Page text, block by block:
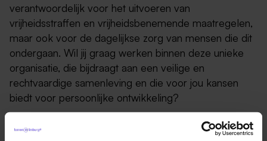
verantwoordelijk voor het uitvoeren van
vrijheidsstraffen en vrijheidsbenemende maatregelen,
maar ook voor de dagelijkse zorg van mensen die dit
ondergaan. Wil jij graag werken binnen deze unieke
organisatie, die bijdraagt aan een veilige en
rechtvaardige samenleving en die voor jou kansen
biedt voor persoonlijke ontwikkeling?
Dit ga je doen als HR adviseur